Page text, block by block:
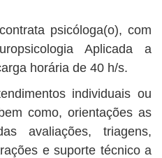
psicóloga(o), com
Aplicada a
horária de 40 h/s.
individuais ou
como, orientações as
avaliações, triagens,
e suporte técnico a